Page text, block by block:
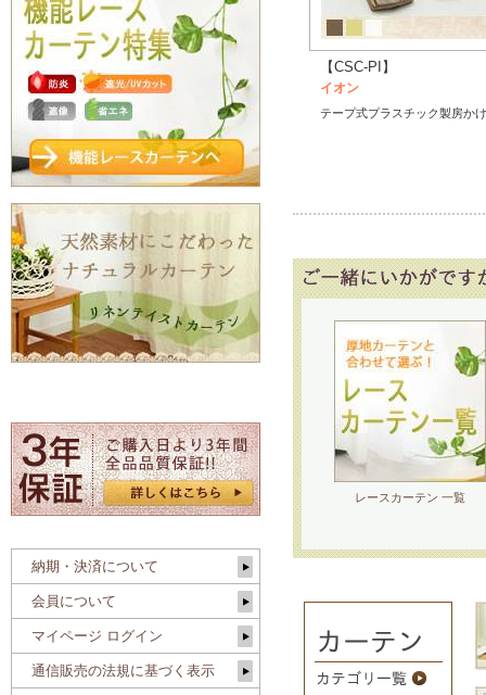
【CSC-PI】
イオン
テープ式プラスチック製房かけ
レースカーテン 一覧
納期・決済について
会員について
マイページ ログイン
通信販売の法規に基づく表示